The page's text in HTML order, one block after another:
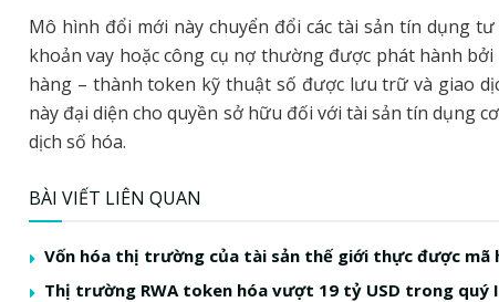
Mô hình đổi mới này chuyển đổi các tài sản tín dụng
khoản vay hoặc công cụ nợ thường được phát hành
hàng – thành token kỹ thuật số được lưu trữ và giao
này đại diện cho quyền sở hữu đối với tài sản tín dụng
dịch số hóa.
BÀI VIẾT LIÊN QUAN
Vốn hóa thị trường của tài sản thế giới thực được mã
Thị trường RWA token hóa vượt 19 tỷ USD trong quý